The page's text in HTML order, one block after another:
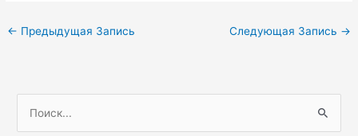
Навигация
← Предыдущая Запись Следующая Запись →